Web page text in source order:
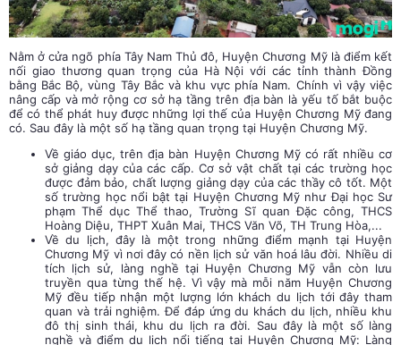
Nằm ở cửa ngõ phía Tây Nam Thủ đô, Huyện Chương Mỹ là điểm kết
nối giao thương quan trọng của Hà Nội với các tỉnh thành Đồng
bằng Bắc Bộ, vùng Tây Bắc và khu vực phía Nam. Chính vì vậy việc
nâng cấp và mở rộng cơ sở hạ tầng trên địa bàn là yếu tố bắt buộc
để có thể phát huy được những lợi thế của Huyện Chương Mỹ đang
có. Sau đây là một số hạ tầng quan trọng tại Huyện Chương Mỹ.
Về giáo dục, trên địa bàn Huyện Chương Mỹ có rất nhiều cơ
sở giảng dạy của các cấp. Cơ sở vật chất tại các trường học
được đảm bảo, chất lượng giảng dạy của các thầy cô tốt. Một
số trường học nổi bật tại Huyện Chương Mỹ như Đại học Sư
phạm Thể dục Thể thao, Trường Sĩ quan Đặc công, THCS
Hoàng Diệu, THPT Xuân Mai, THCS Văn Võ, TH Trung Hòa,...
Về du lịch, đây là một trong những điểm mạnh tại Huyện
Chương Mỹ vì nơi đây có nền lịch sử văn hoá lâu đời. Nhiều di
tích lịch sử, làng nghề tại Huyện Chương Mỹ vẫn còn lưu
truyền qua từng thế hệ. Vì vậy mà mỗi năm Huyện Chương
Mỹ đều tiếp nhận một lượng lớn khách du lịch tới đây tham
quan và trải nghiệm. Để đáp ứng du khách du lịch, nhiều khu
đô thị sinh thái, khu du lịch ra đời. Sau đây là một số làng
nghề và điểm du lịch nổi tiếng tại Huyện Chương Mỹ: Làng